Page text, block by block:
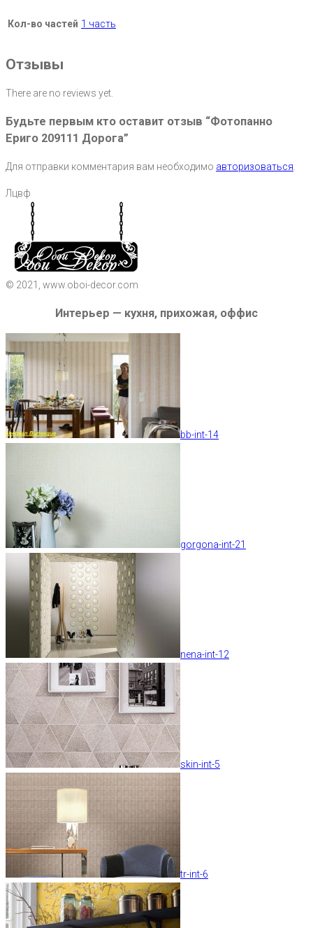
Кол-во частей 1 часть
Отзывы
There are no reviews yet.
Будьте первым кто оставит отзыв “Фотопанно
Ериго 209111 Дорога”
Для отправки комментария вам необходимо авторизоваться.
Лцвф
© 2021, www.oboi-decor.com
Интерьер — кухня, прихожая, оффис
bb-int-14
gorgona-int-21
nena-int-12
skin-int-5
tr-int-6